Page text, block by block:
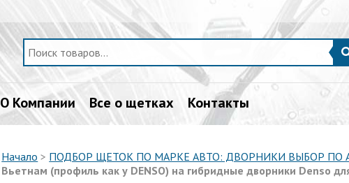
О Компании Все о щетках Контакты
Начало > ПОДБОР ЩЕТОК ПО МАРКЕ АВТО: ДВОРНИКИ ВЫБОР ПО
Вьетнам (профиль как у DENSO) на гибридные дворники Denso